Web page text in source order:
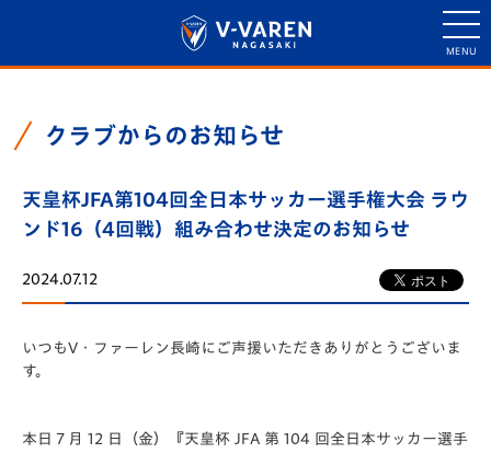
クラブからのお知らせ
天皇杯JFA第104回全日本サッカー選手権大会 ラウ
ンド16（4回戦）組み合わせ決定のお知らせ
2024.07.12
いつもV・ファーレン長崎にご声援いただきありがとうございま
す。
本日７月 12 日（金）『天皇杯 JFA 第 104 回全日本サッカー選手